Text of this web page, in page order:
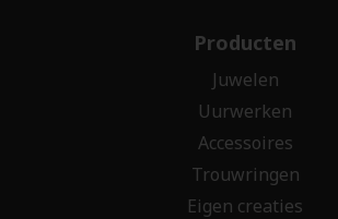
Producten
Juwelen
Uurwerken
Accessoires
Trouwringen
Eigen creaties